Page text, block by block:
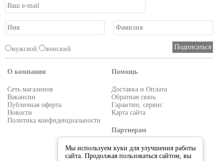
мужской женский
О компании
Сеть магазинов
Вакансии
Публичная оферта
Новости
Политика конфиденциальности
Помощь
Доставка и Оплата
Обратная связь
Гарантии, сервис
Карта сайта
Партнерам
Условия работы
Реквизиты
Мы используем куки для улучшения работы
сайта. Продолжая пользоваться сайтом, вы